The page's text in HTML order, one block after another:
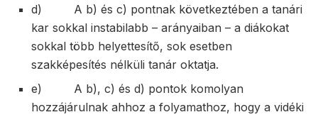
d) A b) és c) pontnak következtében a tanári
kar sokkal instabilabb – arányaiban – a diákokat
sokkal több helyettesítő, sok esetben
szakképesítés nélküli tanár oktatja.
e) A b), c) és d) pontok komolyan
hozzájárulnak ahhoz a folyamathoz, hogy a vidéki